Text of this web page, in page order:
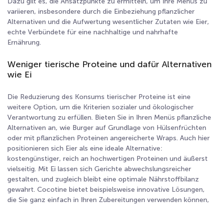
variieren, insbesondere durch die Einbeziehung pflanzlicher
Alternativen und die Aufwertung wesentlicher Zutaten wie Eier,
echte Verbündete für eine nachhaltige und nahrhafte
Ernährung.
Weniger tierische Proteine und dafür Alternativen
wie Ei
Die Reduzierung des Konsums tierischer Proteine ist eine
weitere Option, um die Kriterien sozialer und ökologischer
Verantwortung zu erfüllen. Bieten Sie in Ihren Menüs pflanzliche
Alternativen an, wie Burger auf Grundlage von Hülsenfrüchten
oder mit pflanzlichen Proteinen angereicherte Wraps. Auch hier
positionieren sich Eier als eine ideale Alternative:
kostengünstiger, reich an hochwertigen Proteinen und äußerst
vielseitig. Mit Ei lassen sich Gerichte abwechslungsreicher
gestalten, und zugleich bleibt eine optimale Nährstoffbilanz
gewahrt. Cocotine bietet beispielsweise innovative Lösungen,
die Sie ganz einfach in Ihren Zubereitungen verwenden können,